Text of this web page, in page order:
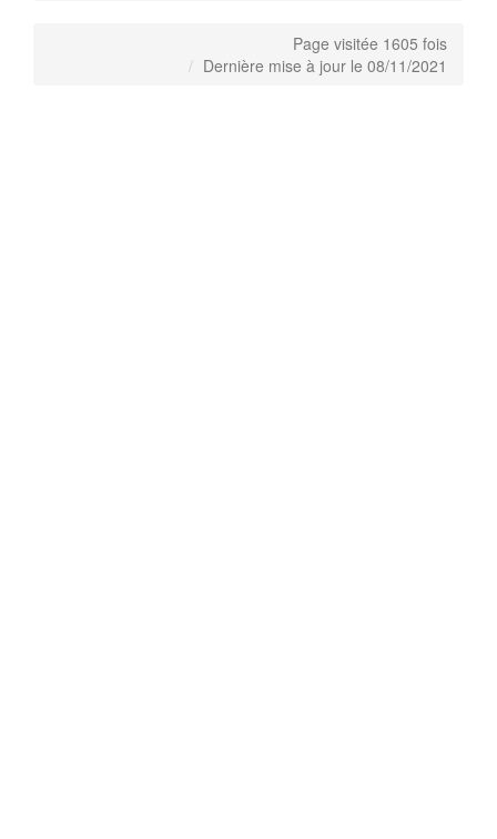
Page visitée 1605 fois
Dernière mise à jour le 08/11/2021